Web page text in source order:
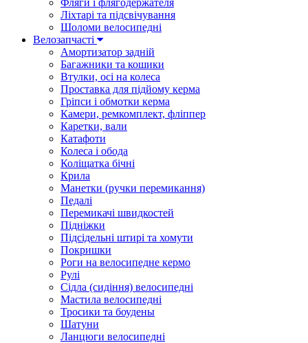
Фляги і флягодержателя
Ліхтарі та підсвічування
Шоломи велосипедні
Велозапчасті
Амортизатор задній
Багажники та кошики
Втулки, осі на колеса
Проставка для підйому керма
Гріпси і обмотки керма
Камери, ремкомплект, фліппер
Каретки, вали
Катафоти
Колеса і обода
Коліщатка бічні
Крила
Манетки (ручки перемикання)
Педалі
Перемикачі швидкостей
Підніжки
Підсідельні штирі та хомути
Покришки
Роги на велосипедне кермо
Рулі
Сідла (сидіння) велосипедні
Мастила велосипедні
Тросики та боудены
Шатуни
Ланцюги велосипедні